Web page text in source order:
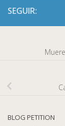
SEGUIR:
BLOG PETITION